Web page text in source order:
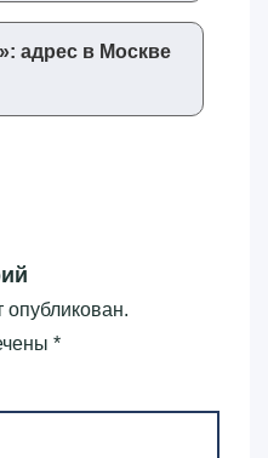
адрес в Москве
*